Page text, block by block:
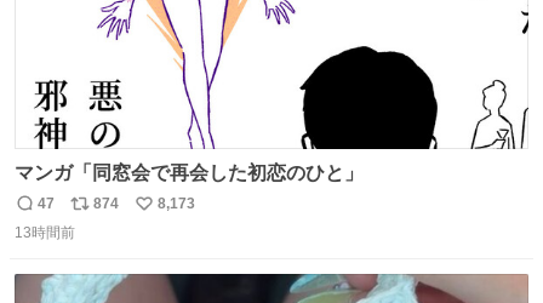
マンガ「同窓会で再会した初恋のひと」
返
信
47
リ
ポ
ト
874
い
8,173
13時間前